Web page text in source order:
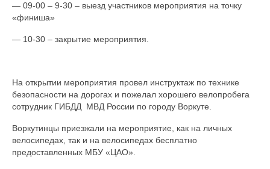
— 09-00 – 9-30 – выезд участников мероприятия на точку
«финиша»
— 10-30 – закрытие мероприятия.
На открытии мероприятия провел инструктаж по технике
безопасности на дорогах и пожелал хорошего велопробега
сотрудник ГИБДД МВД России по городу Воркуте.
Воркутинцы приезжали на мероприятие, как на личных
велосипедах, так и на велосипедах бесплатно
предоставленных МБУ «ЦАО».